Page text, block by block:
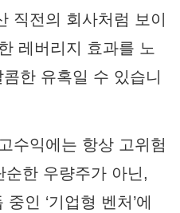
직전의 회사처럼 보이
레버리지 효과를 노
한 유혹일 수 있습니
수익에는 항상 고위험
순한 우량주가 아닌,
인 ‘기업형 벤처’에